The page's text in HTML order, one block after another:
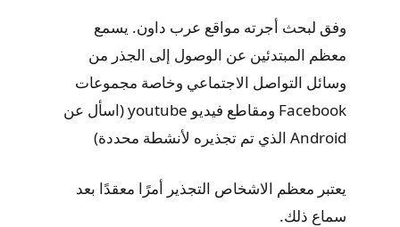
وفق لبحث أجرته مواقع عرب داون. يسمع
معظم المبتدئين عن الوصول إلى الجذر من
وسائل التواصل الاجتماعي وخاصة مجموعات
Facebook ومقاطع فيديو youtube (اسأل عن
Android الذي تم تجذيره لأنشطة محددة)
يعتبر معظم الاشخاص التجذير أمرًا معقدًا بعد
سماع ذلك.